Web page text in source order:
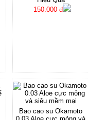
150.000 đ
Bao cao su Okamoto